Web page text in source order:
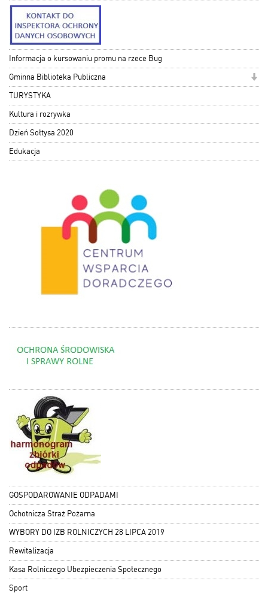
Informacja o kursowaniu promu na rzece Bug
Gminna Biblioteka Publiczna
TURYSTYKA
Kultura i rozrywka
Dzień Sołtysa 2020
Edukacja
GOSPODAROWANIE ODPADAMI
Ochotnicza Straż Pożarna
WYBORY DO IZB ROLNICZYCH 28 LIPCA 2019
Rewitalizacja
Kasa Rolniczego Ubezpieczenia Społecznego
Sport